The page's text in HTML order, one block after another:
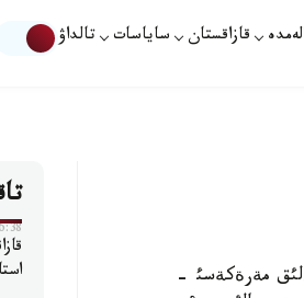
قازاقستان ساياسات تالداۋ
ذلئق مةرةكةسئ -
16:38, 08